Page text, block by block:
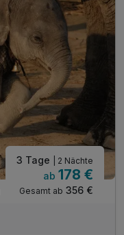
3 Tage | 2 Nächte
ab 178 €
Gesamt ab 356 €